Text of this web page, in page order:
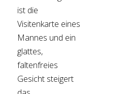
ist die
Visitenkarte eines
Mannes und ein
glattes,
faltenfreies
Gesicht steigert